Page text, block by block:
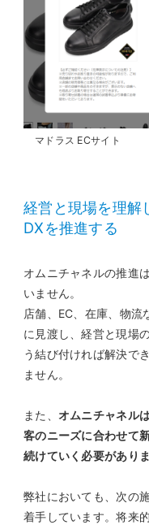
マドラス ECサイト
経営と現場を理解
DXを推進する
オムニチャネルの推進
いません。
店舗、EC、在庫、物流
に見渡し、経営と現場
う結び付ければ解決で
ません。
また、 オムニチャネル
客のニーズに合わせて
続けていく必要がありま
弊社においても、次の
着手しています。将来